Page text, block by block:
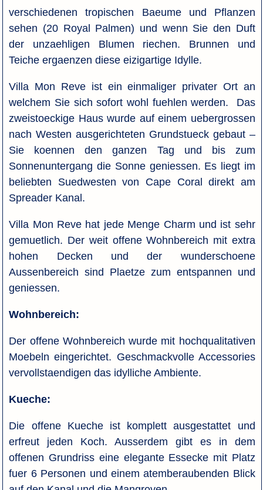
verschiedenen tropischen Baeume und Pflanzen
sehen (20 Royal Palmen) und wenn Sie den Duft
der unzaehligen Blumen riechen. Brunnen und
Teiche ergaenzen diese eizigartige Idylle.
Villa Mon Reve ist ein einmaliger privater Ort an
welchem Sie sich sofort wohl fuehlen werden. Das
zweistoeckige Haus wurde auf einem uebergrossen
nach Westen ausgerichteten Grundstueck gebaut –
Sie koennen den ganzen Tag und bis zum
Sonnenuntergang die Sonne geniessen. Es liegt im
beliebten Suedwesten von Cape Coral direkt am
Spreader Kanal.
Villa Mon Reve hat jede Menge Charm und ist sehr
gemuetlich. Der weit offene Wohnbereich mit extra
hohen Decken und der wunderschoene
Aussenbereich sind Plaetze zum entspannen und
geniessen.
Wohnbereich:
Der offene Wohnbereich wurde mit hochqualitativen
Moebeln eingerichtet. Geschmackvolle Accessories
vervollstaendigen das idylliche Ambiente.
Kueche:
Die offene Kueche ist komplett ausgestattet und
erfreut jeden Koch. Ausserdem gibt es in dem
offenen Grundriss eine elegante Essecke mit Platz
fuer 6 Personen und einem atemberaubenden Blick